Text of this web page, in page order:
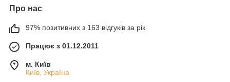
Про нас
97% позитивних з 163 відгуків за рік
Працює з 01.12.2011
м. Київ
Київ, Україна